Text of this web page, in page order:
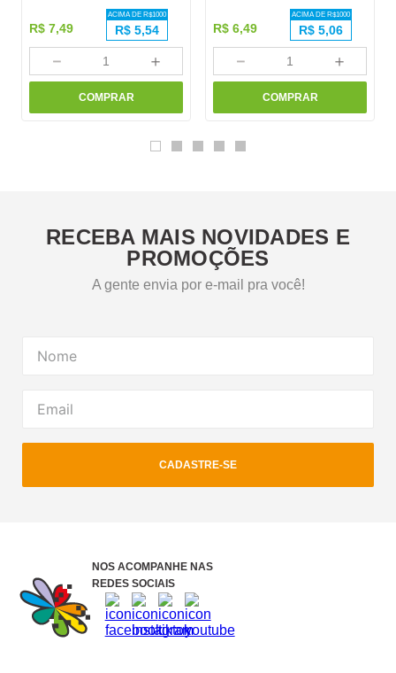
R$ 7,49
ACIMA DE R$1000
R$ 5,54
＋
－
COMPRAR
R$ 6,49
ACIMA DE R$1000
R$ 5,06
＋
－
COMPRAR
RECEBA MAIS NOVIDADES E
PROMOÇÕES
A gente envia por e-mail pra você!
CADASTRE-SE
NOS ACOMPANHE NAS
REDES SOCIAIS